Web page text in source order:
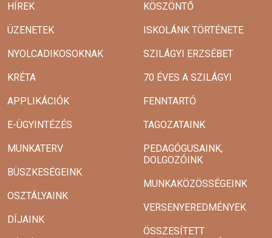
HÍREK
ÜZENETEK
NYOLCADIKOSOKNAK
KRÉTA
APPLIKÁCIÓK
E-ÜGYINTÉZÉS
MUNKATERV
BÜSZKESÉGEINK
OSZTÁLYAINK
DÍJAINK
KÖSZÖNTŐ
ISKOLÁNK TÖRTÉNETE
SZILÁGYI ERZSÉBET
70 ÉVES A SZILÁGYI
FENNTARTÓ
TAGOZATAINK
PEDAGÓGUSAINK,
DOLGOZÓINK
MUNKAKÖZÖSSÉGEINK
VERSENYEREDMÉNYEK
ÖSSZESÍTETT